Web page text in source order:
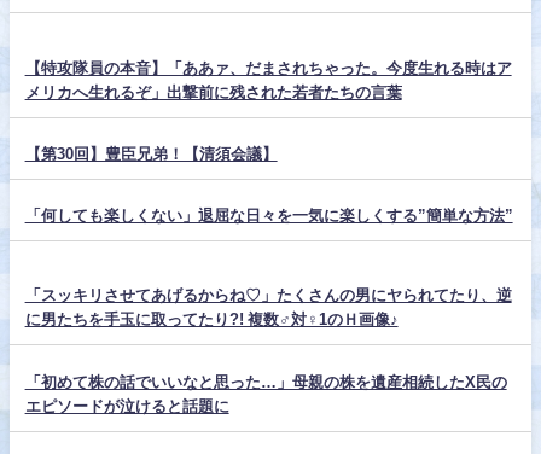
【特攻隊員の本音】「ああァ、だまされちゃった。今度生れる時はア
メリカへ生れるぞ」出撃前に残された若者たちの言葉
【第30回】豊臣兄弟！【清須会議】
「何しても楽しくない」退屈な日々を一気に楽しくする”簡単な方法”
「スッキリさせてあげるからね♡」たくさんの男にヤられてたり、逆
に男たちを手玉に取ってたり?! 複数♂対♀1のＨ画像♪
「初めて株の話でいいなと思った…」母親の株を遺産相続したX民の
エピソードが泣けると話題に